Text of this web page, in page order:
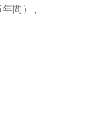
間）、